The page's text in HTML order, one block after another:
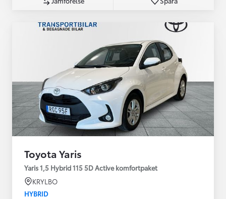
Toyota Yaris
Yaris 1,5 Hybrid 115 5D Active komfortpaket
KRYLBO
HYBRID